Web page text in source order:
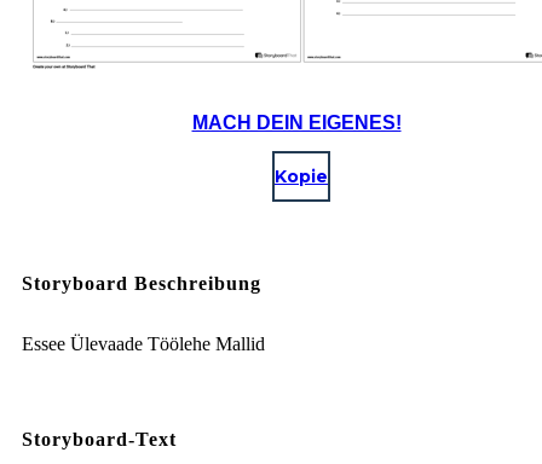
MACH DEIN EIGENES!
Kopie
Storyboard Beschreibung
Essee Ülevaade Töölehe Mallid
Storyboard-Text